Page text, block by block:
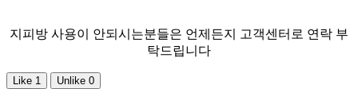
지피방 사용이 안되시는분들은 언제든지 고객센터로 연락 부
탁드립니다
Like 1 Unlike 0